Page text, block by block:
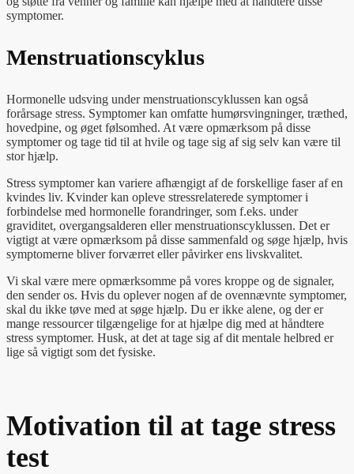
symptomer.
Menstruationscyklus
Hormonelle udsving under menstruationscyklussen kan også
forårsage stress. Symptomer kan omfatte humørsvingninger, træthed,
hovedpine, og øget følsomhed. At være opmærksom på disse
symptomer og tage tid til at hvile og tage sig af sig selv kan være til
stor hjælp.
Stress symptomer kan variere afhængigt af de forskellige faser af en
kvindes liv. Kvinder kan opleve stressrelaterede symptomer i
forbindelse med hormonelle forandringer, som f.eks. under
graviditet, overgangsalderen eller menstruationscyklussen. Det er
vigtigt at være opmærksom på disse sammenfald og søge hjælp, hvis
symptomerne bliver forværret eller påvirker ens livskvalitet.
Vi skal være mere opmærksomme på vores kroppe og de signaler,
den sender os. Hvis du oplever nogen af de ovennævnte symptomer,
skal du ikke tøve med at søge hjælp. Du er ikke alene, og der er
mange ressourcer tilgængelige for at hjælpe dig med at håndtere
stress symptomer. Husk, at det at tage sig af dit mentale helbred er
lige så vigtigt som det fysiske.
Motivation til at tage stress
test